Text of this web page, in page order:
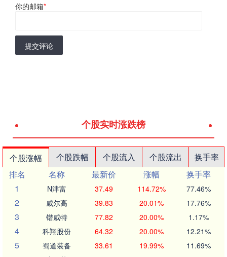
你的邮箱*
提交评论
个股实时涨跌榜
个股涨幅 个股跌幅 个股流入 个股流出
换手率
排名
名称 最新价 涨幅
换手率
1
N津富 37.49 114.72% 77.46%
2 威尔高 39.83 20.01% 17.76%
3 锴威特 77.82 20.00% 1.17%
4 科翔股份 64.32 20.00% 12.21%
5 蜀道装备 33.61 19.99% 11.69%